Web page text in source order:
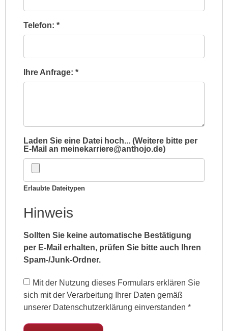
Telefon: *
Ihre Anfrage: *
Laden Sie eine Datei hoch... (Weitere bitte per
E-Mail an meinekarriere@anthojo.de)
Erlaubte Dateitypen
Hinweis
Sollten Sie keine automatische Bestätigung
per E-Mail erhalten, prüfen Sie bitte auch Ihren
Spam-/Junk-Ordner.
Mit der Nutzung dieses Formulars erklären Sie
sich mit der Verarbeitung Ihrer Daten gemäß
unserer Datenschutzerklärung einverstanden *